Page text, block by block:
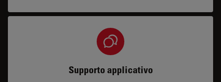
Supporto applicativo